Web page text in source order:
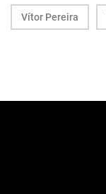
Vítor Pereira